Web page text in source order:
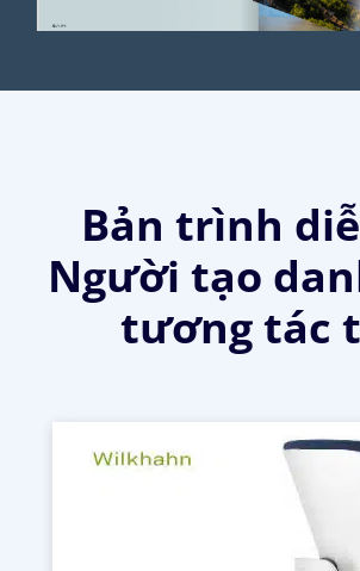
Bản trình
Người tạo
tương tác